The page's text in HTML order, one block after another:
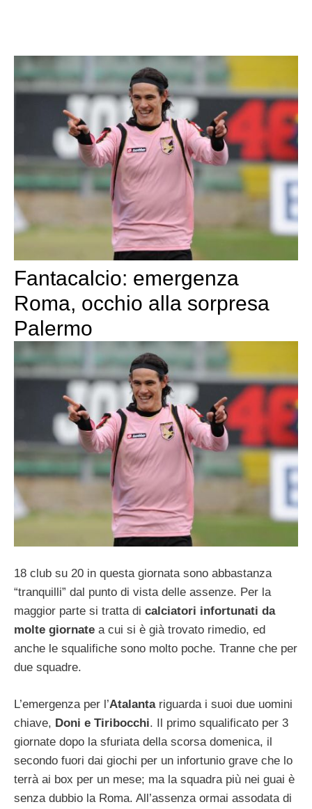
Fantacalcio: emergenza
Roma, occhio alla sorpresa
Palermo
18 club su 20 in questa giornata sono abbastanza
“tranquilli” dal punto di vista delle assenze. Per la
maggior parte si tratta di calciatori infortunati da
molte giornate a cui si è già trovato rimedio, ed
anche le squalifiche sono molto poche. Tranne che per
due squadre.
L’emergenza per l’Atalanta riguarda i suoi due uomini
chiave, Doni e Tiribocchi. Il primo squalificato per 3
giornate dopo la sfuriata della scorsa domenica, il
secondo fuori dai giochi per un infortunio grave che lo
terrà ai box per un mese; ma la squadra più nei guai è
senza dubbio la Roma. All’assenza ormai assodata di